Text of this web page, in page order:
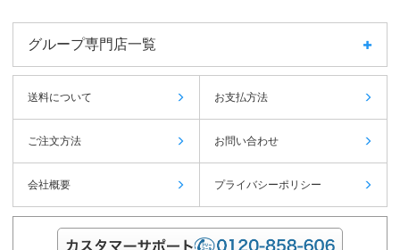
グループ専門店一覧
送料について お支払方法
ご注文方法 お問い合わせ
会社概要 プライバシーポリシー